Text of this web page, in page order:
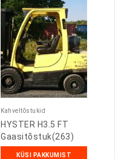
Kahveltõstukid
HYSTER H3.5 FT
Gaasitõstuk(263)
KÜSI PAKKUMIST